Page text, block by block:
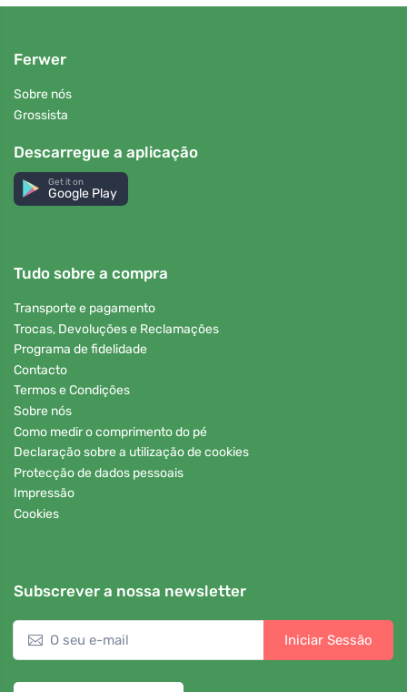
Ferwer
Sobre nós
Grossista
Descarregue a aplicação
Get it on
Google Play
Tudo sobre a compra
Transporte e pagamento
Trocas, Devoluções e Reclamações
Programa de fidelidade
Contacto
Termos e Condições
Sobre nós
Como medir o comprimento do pé
Declaração sobre a utilização de cookies
Protecção de dados pessoais
Impressão
Cookies
Subscrever a nossa newsletter
Iniciar Sessão